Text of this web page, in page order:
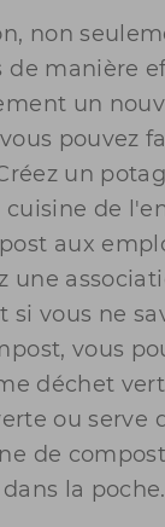
non
de manière
un
pouvez
un
de
aux
une
si vous ne
vous
déchet
ou serve
de
la poche.